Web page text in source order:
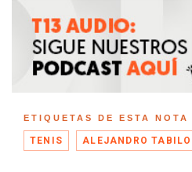
ETIQUETAS DE ESTA NOTA
TENIS ALEJANDRO TABILO